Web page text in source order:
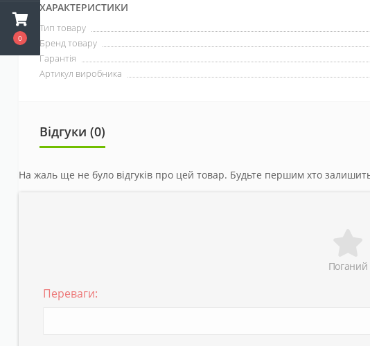
0
ХАРАКТЕРИСТИКИ
Тип товару
Бренд товару
Гарантія
Артикул виробника
Відгуки (0)
На жаль ще не було відгуків про цей товар. Будьте першим хто залишить
Поганий
Переваги: